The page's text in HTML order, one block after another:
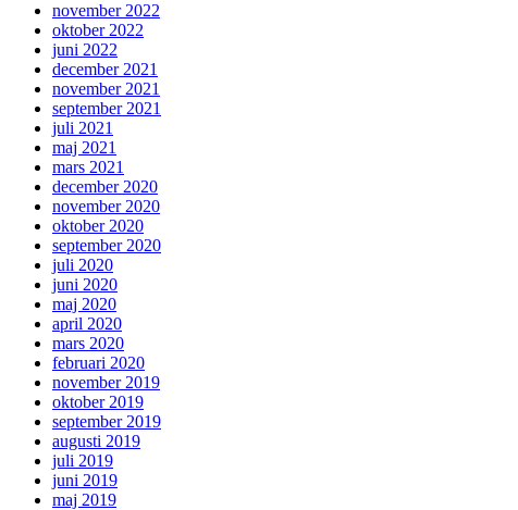
november 2022
oktober 2022
juni 2022
december 2021
november 2021
september 2021
juli 2021
maj 2021
mars 2021
december 2020
november 2020
oktober 2020
september 2020
juli 2020
juni 2020
maj 2020
april 2020
mars 2020
februari 2020
november 2019
oktober 2019
september 2019
augusti 2019
juli 2019
juni 2019
maj 2019